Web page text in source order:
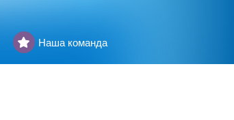
Наша команда